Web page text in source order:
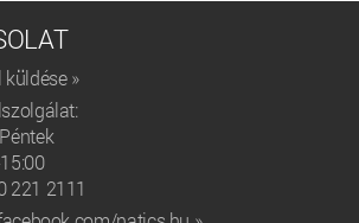
küldése »
221 2111‬